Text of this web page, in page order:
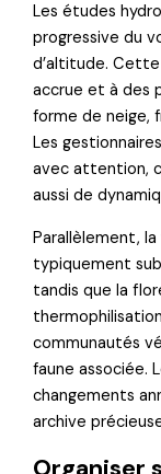
Les études
progressive du
d’altitude.
accrue et à des
forme de neige,
Les
avec attention,
aussi de
Parallèlement,
typiquement
tandis que la
communautés
faune associée.
changements
archive